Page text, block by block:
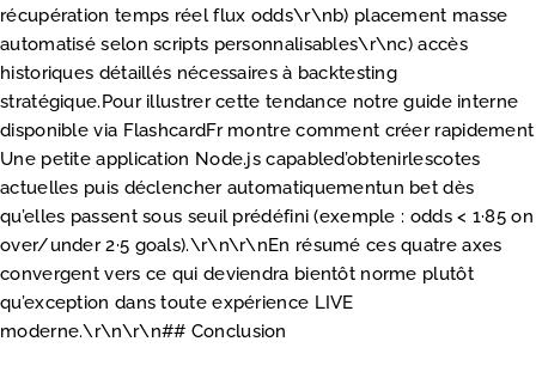
récupération temps réel flux odds\r\nb) placement masse
automatisé selon scripts personnalisables\r\nc) accès
historiques détaillés nécessaires à backtesting
stratégique.Pour illustrer cette tendance notre guide interne
disponible via FlashcardFr montre comment créer rapidement
Une petite application Node.js capabled’obtenirlescotes
actuelles puis déclencher automatiquementun bet dès
qu’elles passent sous seuil prédéfini (exemple : odds < 1·85 on
over/under 2·5 goals).\r\n\r\nEn résumé ces quatre axes
convergent vers ce qui deviendra bientôt norme plutôt
qu’exception dans toute expérience LIVE
moderne.\r\n\r\n## Conclusion